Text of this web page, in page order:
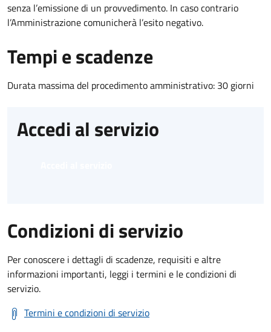
senza l’emissione di un provvedimento. In caso contrario
l’Amministrazione comunicherà l’esito negativo.
Tempi e scadenze
Durata massima del procedimento amministrativo: 30 giorni
Accedi al servizio
Condizioni di servizio
Per conoscere i dettagli di scadenze, requisiti e altre
informazioni importanti, leggi i termini e le condizioni di
servizio.
Termini e condizioni di servizio